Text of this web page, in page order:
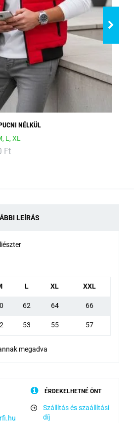
NÉLKÜL
L,XL
Ft
LEÍRÁS
L XL XXL
62 64 66
53 55 57
megadva
ÉRDEKELHETNÉ ÖNT
Szállítás és szaállítási
díj